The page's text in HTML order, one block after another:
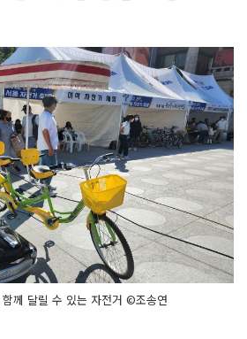
께 달릴 수 있는 자전거 ©조송연